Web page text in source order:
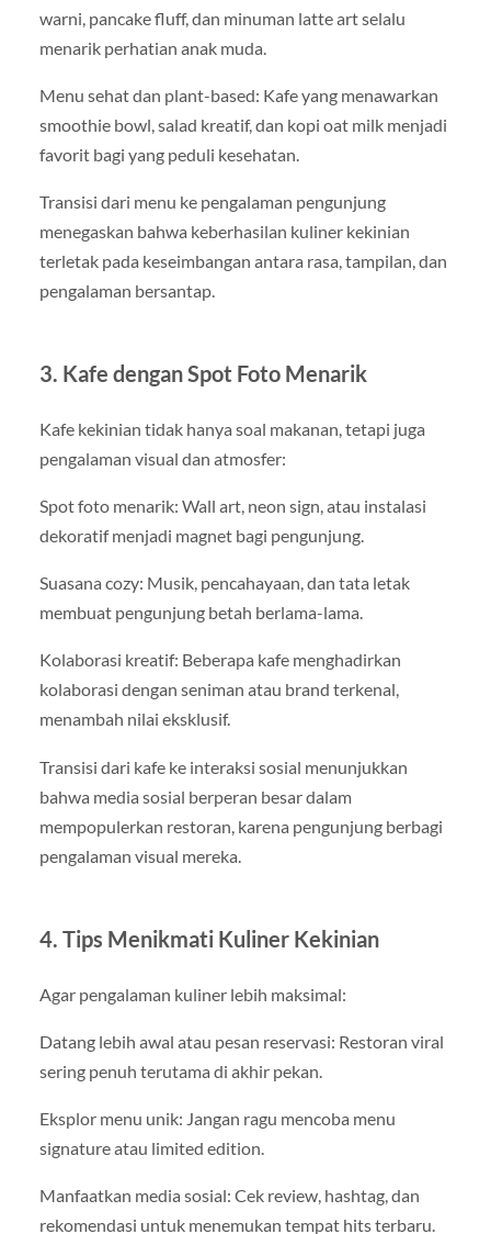
warni, pancake fluff, dan minuman latte art selalu
menarik perhatian anak muda.
Menu sehat dan plant-based: Kafe yang menawarkan
smoothie bowl, salad kreatif, dan kopi oat milk menjadi
favorit bagi yang peduli kesehatan.
Transisi dari menu ke pengalaman pengunjung
menegaskan bahwa keberhasilan kuliner kekinian
terletak pada keseimbangan antara rasa, tampilan, dan
pengalaman bersantap.
3. Kafe dengan Spot Foto Menarik
Kafe kekinian tidak hanya soal makanan, tetapi juga
pengalaman visual dan atmosfer:
Spot foto menarik: Wall art, neon sign, atau instalasi
dekoratif menjadi magnet bagi pengunjung.
Suasana cozy: Musik, pencahayaan, dan tata letak
membuat pengunjung betah berlama-lama.
Kolaborasi kreatif: Beberapa kafe menghadirkan
kolaborasi dengan seniman atau brand terkenal,
menambah nilai eksklusif.
Transisi dari kafe ke interaksi sosial menunjukkan
bahwa media sosial berperan besar dalam
mempopulerkan restoran, karena pengunjung berbagi
pengalaman visual mereka.
4. Tips Menikmati Kuliner Kekinian
Agar pengalaman kuliner lebih maksimal:
Datang lebih awal atau pesan reservasi: Restoran viral
sering penuh terutama di akhir pekan.
Eksplor menu unik: Jangan ragu mencoba menu
signature atau limited edition.
Manfaatkan media sosial: Cek review, hashtag, dan
rekomendasi untuk menemukan tempat hits terbaru.